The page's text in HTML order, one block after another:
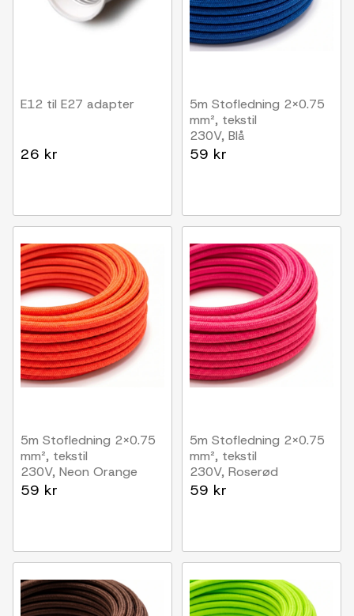
E12 til E27 adapter
26 kr
5m Stofledning 2x0.75
mm², tekstil
230V, Blå
59 kr
5m Stofledning 2x0.75
mm², tekstil
230V, Neon Orange
59 kr
5m Stofledning 2x0.75
mm², tekstil
230V, Roserød
59 kr